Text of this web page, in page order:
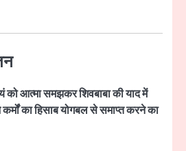
को आत्मा समझकर शिवबाबा की याद में
का हिसाब योगबल से समाप्त करने का